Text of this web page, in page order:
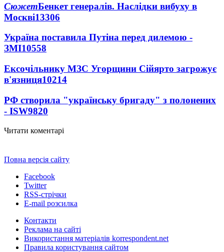
СюжетБенкет генералів. Наслідки вибуху в
Москві13306
Україна поставила Путіна перед дилемою -
ЗМІ10558
Ексочільнику МЗС Угорщини Сійярто загрожує
в'язниця10214
РФ створила "українську бригаду" з полонених
- ISW9820
Читати коментарі
Повна версія сайту
Facebook
Twitter
RSS-стрічки
E-mail розсилка
Контакти
Реклама на сайті
Використання матеріалів korrespondent.net
Правила користування сайтом